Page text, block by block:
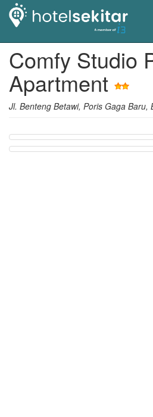
Comfy Studio
Apartment
Jl. Benteng Betawi, Poris Gaga Baru,